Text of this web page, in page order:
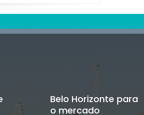
Belo Horizonte para
o mercado